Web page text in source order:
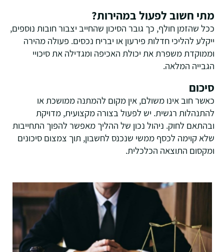
מתי חשוב לפעול במהירות?
ככל שהזמן חולף, כך גובר הסיכון שהחייב יצבור חובות נוספים,
ייקלע להליכי חדלות פירעון או יבריח נכסים. פעולה מהירה
וממוקדת משפרת את יכולת האכיפה ומגדילה את סיכויי
הגבייה המלאה.
סיכום
כאשר חוב אינו משולם, אין מקום להמתנה ממושכת או
להתנהלות רגשית. יש לפעול בצורה מקצועית, מדויקת
ובהתאם לחוק. ניהול נכון של ההליך מאפשר להפוך התחייבות
שלא קוימה לכסף ממשי שנכנס לחשבון, תוך צמצום סיכונים
ומקסום התוצאה הכלכלית.